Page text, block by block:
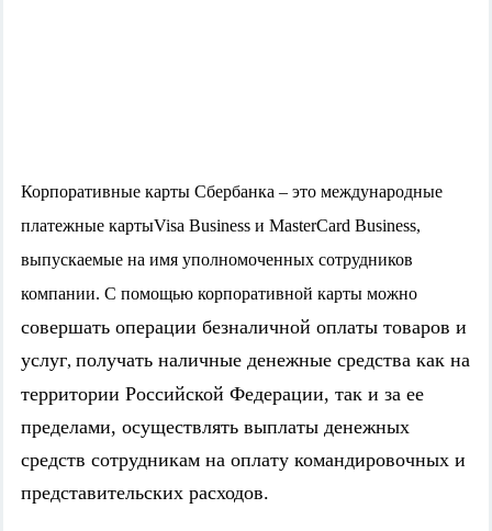
Корпоративные карты Сбербанка – это международные
платежные картыVisa Business и MasterCard Business,
выпускаемые на имя уполномоченных сотрудников
компании. С помощью корпоративной карты можно
совершать операции безналичной оплаты товаров и
услуг, получать наличные денежные средства как на
территории Российской Федерации, так и за ее
пределами, осуществлять выплаты денежных
средств сотрудникам на оплату командировочных и
представительских расходов.